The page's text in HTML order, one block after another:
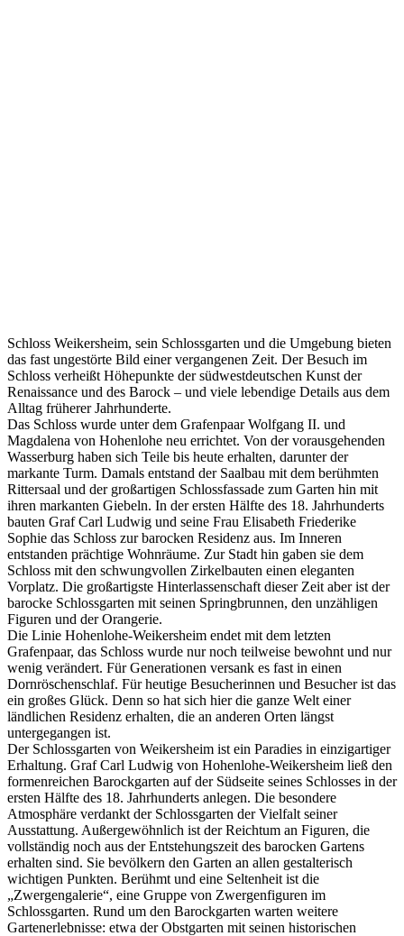
Schloss Weikersheim, sein Schlossgarten und die Umgebung bieten
das fast ungestörte Bild einer vergangenen Zeit. Der Besuch im
Schloss verheißt Höhepunkte der südwestdeutschen Kunst der
Renaissance und des Barock – und viele lebendige Details aus dem
Alltag früherer Jahrhunderte.
Das Schloss wurde unter dem Grafenpaar Wolfgang II. und
Magdalena von Hohenlohe neu errichtet. Von der vorausgehenden
Wasserburg haben sich Teile bis heute erhalten, darunter der
markante Turm. Damals entstand der Saalbau mit dem berühmten
Rittersaal und der großartigen Schlossfassade zum Garten hin mit
ihren markanten Giebeln. In der ersten Hälfte des 18. Jahrhunderts
bauten Graf Carl Ludwig und seine Frau Elisabeth Friederike
Sophie das Schloss zur barocken Residenz aus. Im Inneren
entstanden prächtige Wohnräume. Zur Stadt hin gaben sie dem
Schloss mit den schwungvollen Zirkelbauten einen eleganten
Vorplatz. Die großartigste Hinterlassenschaft dieser Zeit aber ist der
barocke Schlossgarten mit seinen Springbrunnen, den unzähligen
Figuren und der Orangerie.
Die Linie Hohenlohe-Weikersheim endet mit dem letzten
Grafenpaar, das Schloss wurde nur noch teilweise bewohnt und nur
wenig verändert. Für Generationen versank es fast in einen
Dornröschenschlaf. Für heutige Besucherinnen und Besucher ist das
ein großes Glück. Denn so hat sich hier die ganze Welt einer
ländlichen Residenz erhalten, die an anderen Orten längst
untergegangen ist.
Der Schlossgarten von Weikersheim ist ein Paradies in einzigartiger
Erhaltung. Graf Carl Ludwig von Hohenlohe-Weikersheim ließ den
formenreichen Barockgarten auf der Südseite seines Schlosses in der
ersten Hälfte des 18. Jahrhunderts anlegen. Die besondere
Atmosphäre verdankt der Schlossgarten der Vielfalt seiner
Ausstattung. Außergewöhnlich ist der Reichtum an Figuren, die
vollständig noch aus der Entstehungszeit des barocken Gartens
erhalten sind. Sie bevölkern den Garten an allen gestalterisch
wichtigen Punkten. Berühmt und eine Seltenheit ist die
„Zwergengalerie“, eine Gruppe von Zwergenfiguren im
Schlossgarten. Rund um den Barockgarten warten weitere
Gartenerlebnisse: etwa der Obstgarten mit seinen historischen